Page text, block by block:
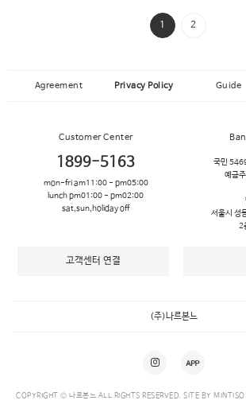
1 2
Agreement Privacy Policy Guide
Customer Center
1899-5163
mon-fri am11:00 - pm05:00
lunch pm01:00 - pm02:00
sat,sun,holiday off
국민
예금
서울시 성
2
고객센터 연결
(주)나르본느
COPYRIGHT © 나르본느 ALL RIGHTS RESERVED. SITE BY MINTISO